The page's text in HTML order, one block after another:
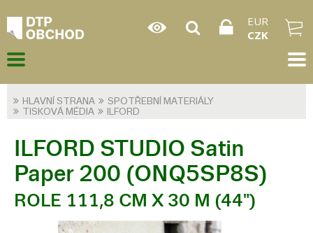
EUR
CZK
HLAVNÍ STRANA
SPOTŘEBNÍ MATERIÁLY
TISKOVÁ MÉDIA
ILFORD
ILFORD STUDIO Satin
Paper 200 (ONQ5SP8S)
ROLE 111,8 CM X 30 M (44")